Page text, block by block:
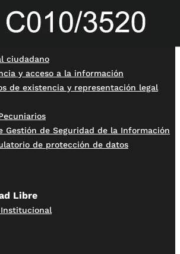
ciudadano
y acceso a la información
de existencia y representación legal
Gestión de Seguridad de la Información
de protección de datos
Libre